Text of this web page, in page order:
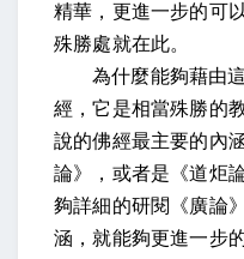
精華，更進一步的可
殊勝處就在此。
為什麼能夠藉由
經，它是相當殊勝的
說的佛經最主要的內
論》，或者是《道炬
夠詳細的研閱《廣論
涵，就能夠更進一步